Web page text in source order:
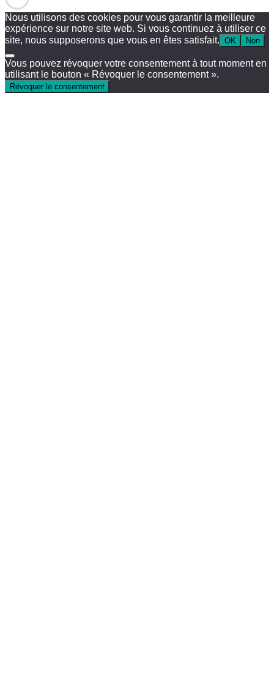
Nous utilisons des cookies pour vous garantir la meilleure
expérience sur notre site web. Si vous continuez à utiliser ce
site, nous supposerons que vous en êtes satisfait. OK Non
Vous pouvez révoquer votre consentement à tout moment en
utilisant le bouton « Révoquer le consentement ».
Révoquer le consentement